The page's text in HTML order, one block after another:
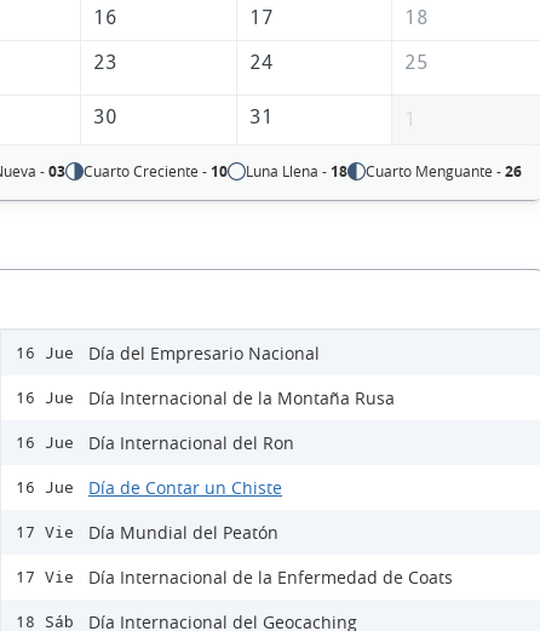
16 17
18
23 24 25
30 31 1
-03 Cuarto Creciente - 10 Luna Llena - 18 Cuarto Menguante -26
16 Jue Día del Empresario Nacional
16 Jue Día Internacional de la Montaña Rusa
16 Jue Día Internacional del Ron
16 Jue Día de Contar un Chiste
17 Vie Día Mundial del Peatón
17 Vie Día Internacional de la Enfermedad de Coats
18 Sáb Día Internacional del Geocaching